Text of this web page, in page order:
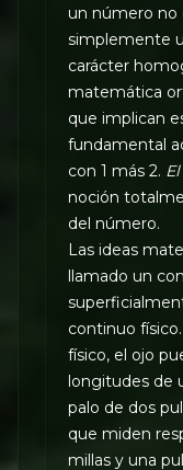
un número no
simplemente
carácter
matemática
que implican
fundamental
con 1 más 2.
noción
del número.
Las ideas
llamado un
continuo
físico, el ojo
longitudes de
palo de dos
que miden
millas y una